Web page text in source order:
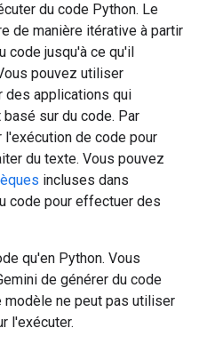
du code Python. Le
de manière itérative à partir
code jusqu'à ce qu'il
pouvez utiliser
des applications qui
sur du code. Par
de code pour
du texte. Vous pouvez
incluses dans
code pour effectuer des
qu'en Python. Vous
de générer du code
modèle ne peut pas utiliser
l'exécuter.